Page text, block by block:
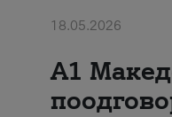
18.05.2026
A1